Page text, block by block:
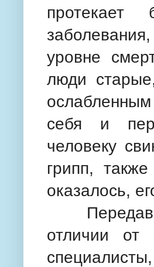
уровне
люди
себя и
человеку
грипп,
оказалось,
отличии от